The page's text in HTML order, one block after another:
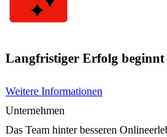
Langfristiger Erfolg
Weitere Informationen
Unternehmen
Das Team hinter besseren